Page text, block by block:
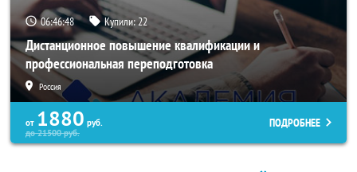
06:46:47 Купили:22
Дистанционное повышение квалификации и
профессиональная переподготовка
Россия
от 1880 руб.
до21500руб.
ПОДРОБНЕЕ